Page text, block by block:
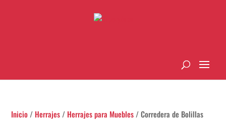
Inicio / Herrajes / Herrajes para Muebles / Corredera de Bolillas